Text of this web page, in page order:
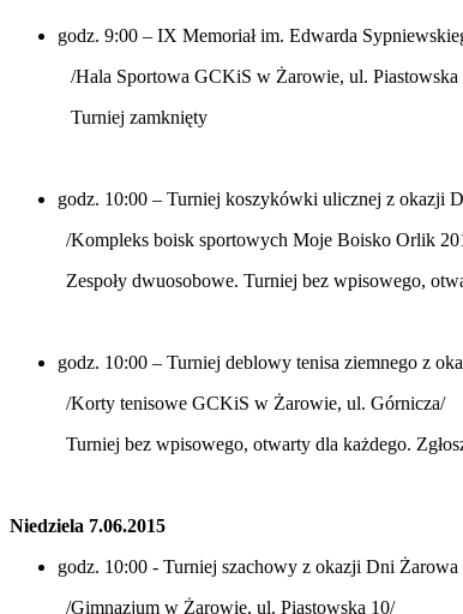
godz. 9:00 – IX Memoriał im. Edwarda
/Hala Sportowa GCKiS w Żarowie, ul. Piastowska
Turniej zamknięty
godz. 10:00 – Turniej koszykówki ulicznej z okazji
/Kompleks boisk sportowych Moje Boisko Orlik
Zespoły dwuosobowe. Turniej bez wpisowego,
godz. 10:00 – Turniej deblowy tenisa ziemnego z
/Korty tenisowe GCKiS w Żarowie, ul. Górnicza/
Turniej bez wpisowego, otwarty dla każdego.
Niedziela 7.06.2015
godz. 10:00 - Turniej szachowy z okazji Dni Żarowa
/Gimnazjum w Żarowie, ul. Piastowska 10/